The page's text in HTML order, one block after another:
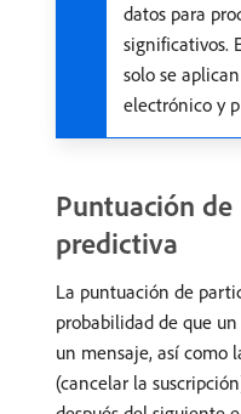
datos para
significativos.
solo se
electrónico y
Puntuación
predictiva
La puntuación de
probabilidad de que
un mensaje, así como
(cancelar la